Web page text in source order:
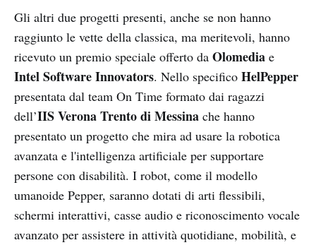
Gli altri due progetti presenti, anche se non hanno
raggiunto le vette della classica, ma meritevoli, hanno
ricevuto un premio speciale offerto da Olomedia e
Intel Software Innovators. Nello specifico HelPepper
presentata dal team On Time formato dai ragazzi
dell’IIS Verona Trento di Messina che hanno
presentato un progetto che mira ad usare la robotica
avanzata e l'intelligenza artificiale per supportare
persone con disabilità. I robot, come il modello
umanoide Pepper, saranno dotati di arti flessibili,
schermi interattivi, casse audio e riconoscimento vocale
avanzato per assistere in attività quotidiane, mobilità, e